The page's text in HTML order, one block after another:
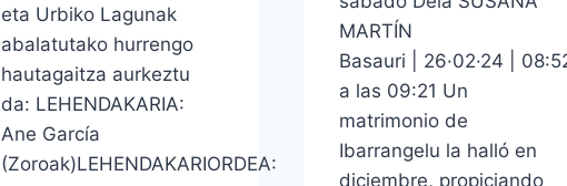
eta Urbiko Lagunak
abalatutako hurrengo
hautagaitza aurkeztu
da: LEHENDAKARIA:
Ane García
(Zoroak)LEHENDAKARIORDEA:
MARTÍN
Basauri | 26·02·24 |
a las 09:21​ Un
matrimonio de
Ibarrangelu la halló en
diciembre, propiciando